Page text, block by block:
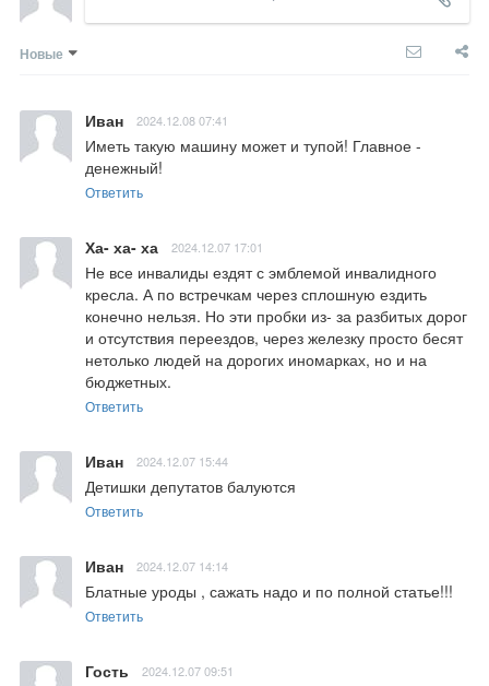
Новые
Иван 2024.12.08 07:41
Иметь такую машину может и тупой! Главное -
денежный!
Ответить
Ха- ха- ха 2024.12.07 17:01
Не все инвалиды ездят с эмблемой инвалидного
кресла. А по встречкам через сплошную ездить
конечно нельзя. Но эти пробки из- за разбитых дорог
и отсутствия переездов, через железку просто бесят
нетолько людей на дорогих иномарках, но и на
бюджетных.
Ответить
Иван 2024.12.07 15:44
Детишки депутатов балуются
Ответить
Иван 2024.12.07 14:14
Блатные уроды , сажать надо и по полной статье!!!
Ответить
Гость 2024.12.07 09:51